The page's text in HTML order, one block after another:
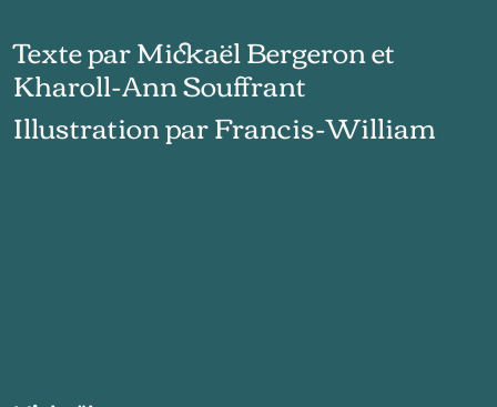
Texte par Mickaël Bergeron et
Kharoll-Ann Souffrant
Illustration par Francis-William